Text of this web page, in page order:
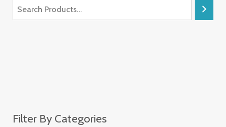
Filter By Categories